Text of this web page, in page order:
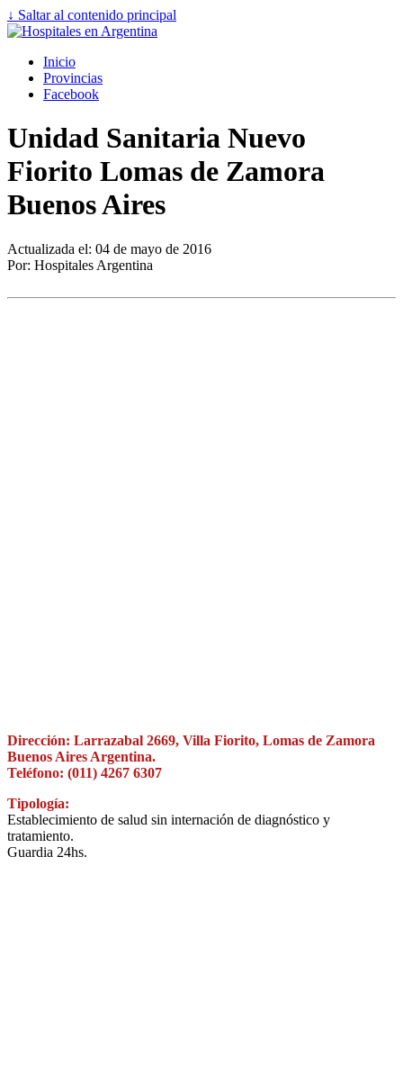
↓ Saltar al contenido principal
Inicio
Provincias
Facebook
Unidad Sanitaria Nuevo
Fiorito Lomas de Zamora
Buenos Aires
Actualizada el: 04 de mayo de 2016
Por: Hospitales Argentina
Dirección: Larrazabal 2669, Villa Fiorito, Lomas de Zamora
Buenos Aires Argentina.
Teléfono: (011) 4267 6307
Tipología:
Establecimiento de salud sin internación de diagnóstico y
tratamiento.
Guardia 24hs.